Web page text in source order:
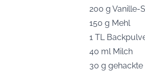
200 g Vanille-
150 g Mehl
1 TL
40 ml Milch
30 g